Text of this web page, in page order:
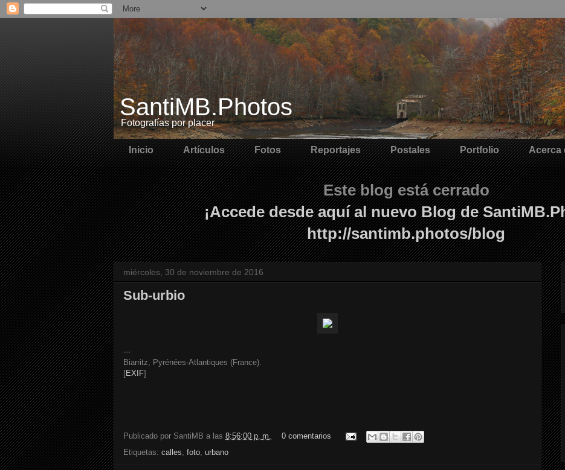
SantiMB.Photos
Fotografías por placer
Inicio Artículos Fotos Reportajes Postales Portfolio Acerca
Este blog está cerrado
¡Accede desde aquí al nuevo Blog de
http://santimb.photos/blog
miércoles, 30 de noviembre de 2016
Sub-urbio
---
Biarritz, Pyrénées-Atlantiques (France).
[EXIF]
Publicado por SantiMB a las 8:56:00 p. m.
0 comentarios
Etiquetas: calles, foto, urbano